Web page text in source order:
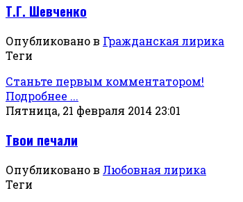
Т.Г. Шевченко
Опубликовано в Гражданская лирика
Теги
Станьте первым комментатором!
Подробнее ...
Пятница, 21 февраля 2014 23:01
Твои печали
Опубликовано в Любовная лирика
Теги